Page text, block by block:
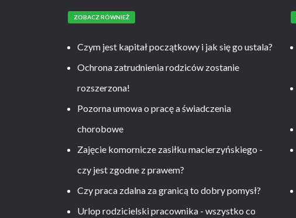
ZOBACZ RÓWNIEŻ
Czym jest kapitał początkowy i jak się go ustala?
Ochrona zatrudnienia rodziców zostanie
rozszerzona!
Pozorna umowa o pracę a świadczenia
chorobowe
Zajęcie komornicze zasiłku macierzyńskiego -
czy jest zgodne z prawem?
Czy praca zdalna za granicą to dobry pomysł?
Urlop rodzicielski pracownika - wszystko co